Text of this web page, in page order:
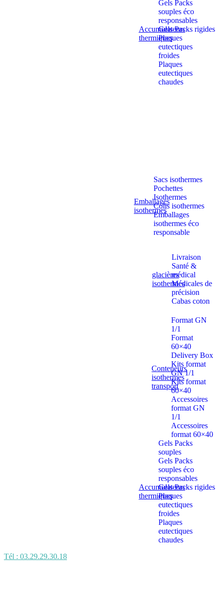
Accumulateurs
thermiques
Gels Packs
souples éco
responsables
Gels Packs rigides
Plaques
eutectiques
froides
Plaques
eutectiques
chaudes
Emballages
isothermes
Sacs isothermes
Pochettes
Isothermes
Colis isothermes
Emballages
isothermes éco
responsable
glacières
isothermes
Livraison
Santé &
médical
Médicales de
précision
Cabas coton
Conteneurs
isothermes
transport
Format GN
1/1
Format
60×40
Delivery Box
Kits format
GN 1/1
Kits format
60×40
Accessoires
format GN
1/1
Accessoires
format 60×40
Accumulateurs
thermiques
Gels Packs
souples
Gels Packs
souples éco
responsables
Gels Packs rigides
Plaques
eutectiques
froides
Plaques
eutectiques
chaudes
Tél : 03.29.29.30.18